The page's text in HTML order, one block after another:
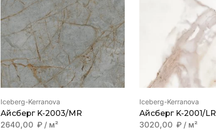
Iceberg-Kerranova
Айсберг K-2003/MR
2640,00 ₽ / м²
Iceberg-Kerranova
Айсберг K-2001/LR
3020,00 ₽ / м²